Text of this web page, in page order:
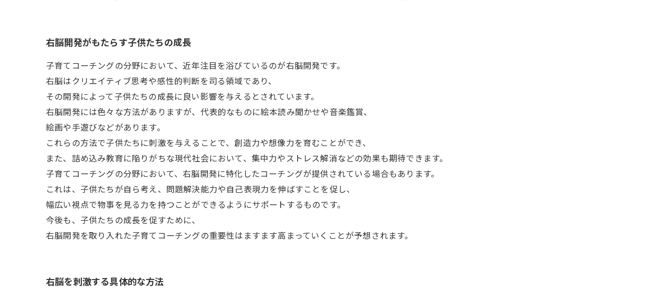
右脳開発がもたらす子供たちの成長
子育てコーチングの分野において、近年注目を浴びているのが右脳開発です。
右脳はクリエイティブ思考や感性的判断を司る領域であり、
その開発によって子供たちの成長に良い影響を与えるとされています。
右脳開発には色々な方法がありますが、代表的なものに絵本読み聞かせや音楽鑑賞、
絵画や手遊びなどがあります。
これらの方法で子供たちに刺激を与えることで、創造力や想像力を育むことができ、
また、詰め込み教育に陥りがちな現代社会において、集中力やストレス解消などの効果も期待できます。
子育てコーチングの分野において、右脳開発に特化したコーチングが提供されている場合もあります。
これは、子供たちが自ら考え、問題解決能力や自己表現力を伸ばすことを促し、
幅広い視点で物事を見る力を持つことができるようにサポートするものです。
今後も、子供たちの成長を促すために、
右脳開発を取り入れた子育てコーチングの重要性はますます高まっていくことが予想されます。
右脳を刺激する具体的な方法